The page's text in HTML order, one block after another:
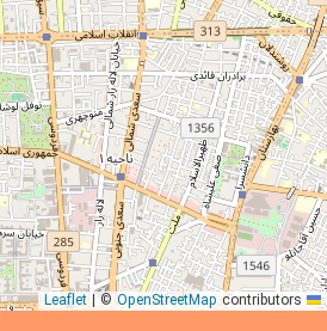
|© OpenStreetMapcontributors